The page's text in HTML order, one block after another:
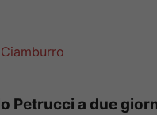
Petrucci a due